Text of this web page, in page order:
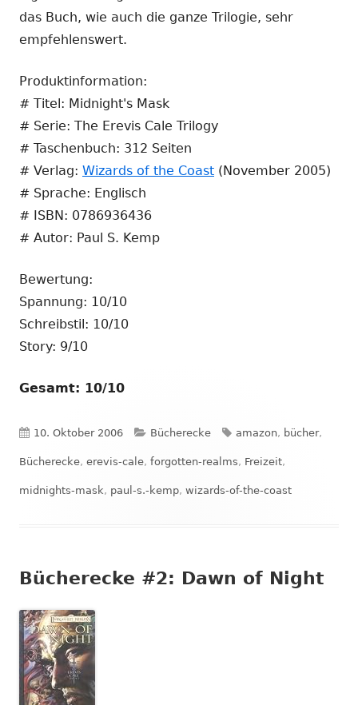
das Buch, wie auch die ganze Trilogie, sehr
empfehlenswert.
Produktinformation:
# Titel: Midnight's Mask
# Serie: The Erevis Cale Trilogy
# Taschenbuch: 312 Seiten
# Verlag: Wizards of the Coast (November 2005)
# Sprache: Englisch
# ISBN: 0786936436
# Autor: Paul S. Kemp
Bewertung:
Spannung: 10/10
Schreibstil: 10/10
Story: 9/10
Gesamt: 10/10
Veröffentlicht
am
10. Oktober 2006 Kategorien
Bücherecke Schlagwörter
amazon, bücher,
Bücherecke, erevis-cale, forgotten-realms, Freizeit,
midnights-mask, paul-s.-kemp, wizards-of-the-coast
Bücherecke #2: Dawn of Night